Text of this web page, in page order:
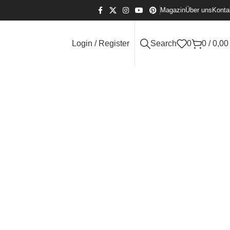
MagazinÜber uns
Login / Register Search 0 0 / 0,00